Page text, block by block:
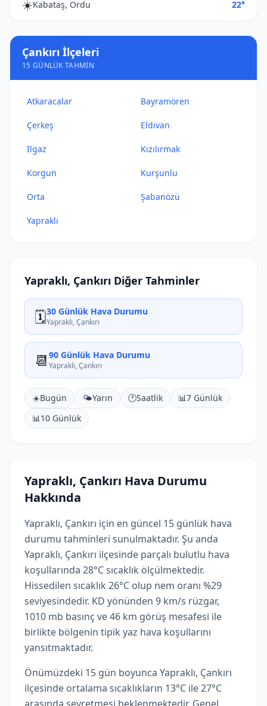
☀️Kabataş, Ordu 22°
Çankırı İlçeleri
15 GÜNLÜK TAHMIN
Atkaracalar Bayramören
Çerkeş Eldivan
Ilgaz Kızılırmak
Korgun Kurşunlu
Orta Şabanözü
Yapraklı
Yapraklı, Çankırı Diğer Tahminler
🗓️30 Günlük Hava Durumu
Yapraklı, Çankırı
📆 90 Günlük Hava Durumu
Yapraklı, Çankırı
☀️Bugün 🌤️Yarın 🕐Saatlik 📊7 Günlük
📊10 Günlük
Yapraklı, Çankırı Hava Durumu
Hakkında
Yapraklı, Çankırı için en güncel 15 günlük hava
durumu tahminleri sunulmaktadır. Şu anda
Yapraklı, Çankırı ilçesinde parçalı bulutlu hava
koşullarında 28°C sıcaklık ölçülmektedir.
Hissedilen sıcaklık 26°C olup nem oranı %29
seviyesindedir. KD yönünden 9 km/s rüzgar,
1010 mb basınç ve 46 km görüş mesafesi ile
birlikte bölgenin tipik yaz hava koşullarını
yansıtmaktadır.
Önümüzdeki 15 gün boyunca Yapraklı, Çankırı
ilçesinde ortalama sıcaklıkların 13°C ile 27°C